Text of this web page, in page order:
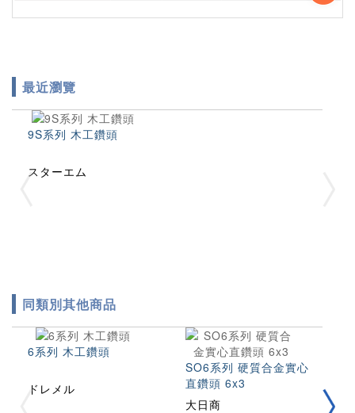
最近瀏覽
9S系列 木工鑽頭
スターエム
同類別其他商品
6系列 木工鑽頭
ドレメル
SO6系列 硬質合金實心
直鑽頭 6x3
大日商